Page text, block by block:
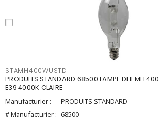
STAMH400WUSTD
PRODUITS STANDARD 68500 LAMPE DHI MH
E39 4000K CLAIRE
Manufacturier :
PRODUITS STANDARD
# Manufacturier : 68500